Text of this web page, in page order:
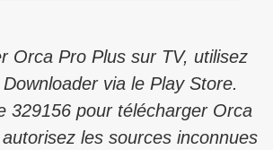
Orca Pro Plus sur TV, utilisez
via le Play Store.
329156 pour télécharger Orca
les sources inconnues